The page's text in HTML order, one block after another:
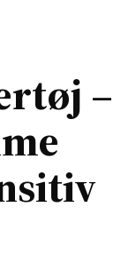
–